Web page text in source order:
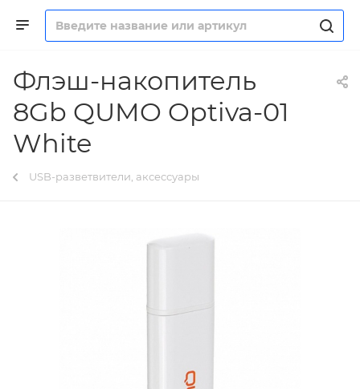
Флэш-накопитель
8Gb QUMO Optiva-01
White
USB-разветвители, аксессуары